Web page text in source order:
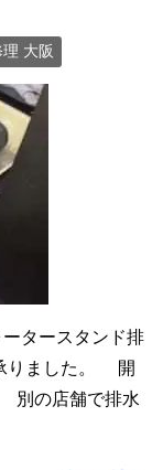
大阪
タースタンド排
りました。 開
別の店舗で排水